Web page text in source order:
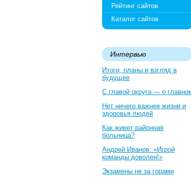
Рейтинг сайтов
Каталог сайтов
Интервью
Итоги, планы и взгляд в
будущее
С главой округа — о
Нет ничего важнее жизни и
здоровья людей
Как живет районная
больница?
Андрей Иванов: «Игрой
команды доволен!»
Экзамены не за горами